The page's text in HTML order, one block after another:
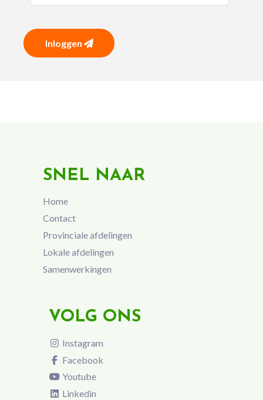
Inloggen
SNEL NAAR
Home
Contact
Provinciale afdelingen
Lokale afdelingen
Samenwerkingen
VOLG ONS
Instagram
Facebook
Youtube
Linkedin